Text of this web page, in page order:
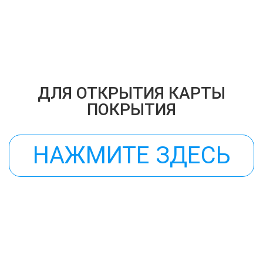
ДЛЯ ОТКРЫТИЯ КАРТЫ
ПОКРЫТИЯ
НАЖМИТЕ ЗДЕСЬ